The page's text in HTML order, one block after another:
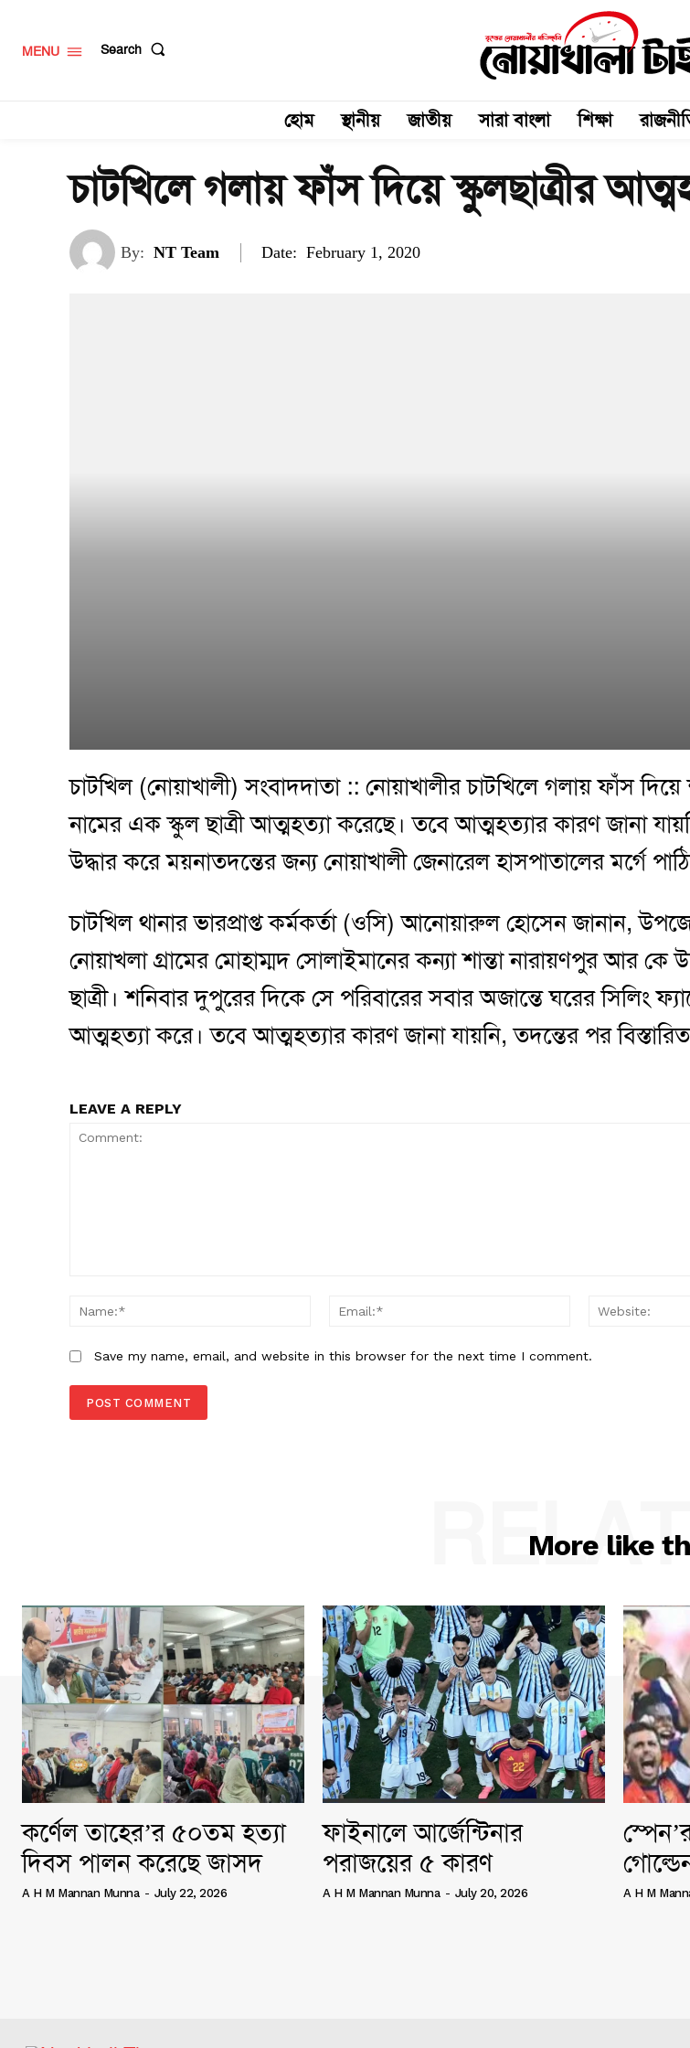
MENU Search
হোম স্থানীয় জাতীয় সারা বাংলা শিক্ষা
চাটখিলে গলায় ফাঁস দিয়ে স্কুলছাত্রীর
By: NT Team Date: February 1, 2020
চাটখিল (নোয়াখালী) সংবাদদাতা :: নোয়াখালীর চাটখিলে গলায় ফাঁস দিয়ে
নামের এক স্কুল ছাত্রী আত্মহত্যা করেছে। তবে আত্মহত্যার কারণ জানা
উদ্ধার করে ময়নাতদন্তের জন্য নোয়াখালী জেনারেল হাসপাতালের মর্গে
চাটখিল থানার ভারপ্রাপ্ত কর্মকর্তা (ওসি) আনোয়ারুল হোসেন জানান,
নোয়াখলা গ্রামের মোহাম্মদ সোলাইমানের কন্যা শান্তা নারায়ণপুর আর কে
ছাত্রী। শনিবার দুপুরের দিকে সে পরিবারের সবার অজান্তে ঘরের সিলিং
আত্মহত্যা করে। তবে আত্মহত্যার কারণ জানা যায়নি, তদন্তের পর বিস্তারিত
LEAVE A REPLY
Name:* Email:*
Save my name, email, and website in this browser for the next time I comment.
More like
কর্ণেল তাহের’র ৫০তম হত্যা
দিবস পালন করেছে জাসদ
A H M Mannan Munna - July 22, 2026
ফাইনালে আর্জেন্টিনার
পরাজয়ের ৫ কারণ
A H M Mannan Munna - July 20, 2026 A H M